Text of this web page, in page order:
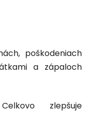
poškodeniach
a zápaloch
zlepšuje